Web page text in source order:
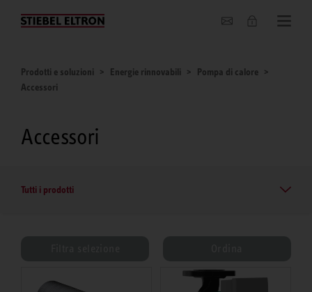
Chi siamo
Prodotti e soluzioni Energie rinnovabili
Pompa di calore
Accessori
Accessori
Tutti i prodotti